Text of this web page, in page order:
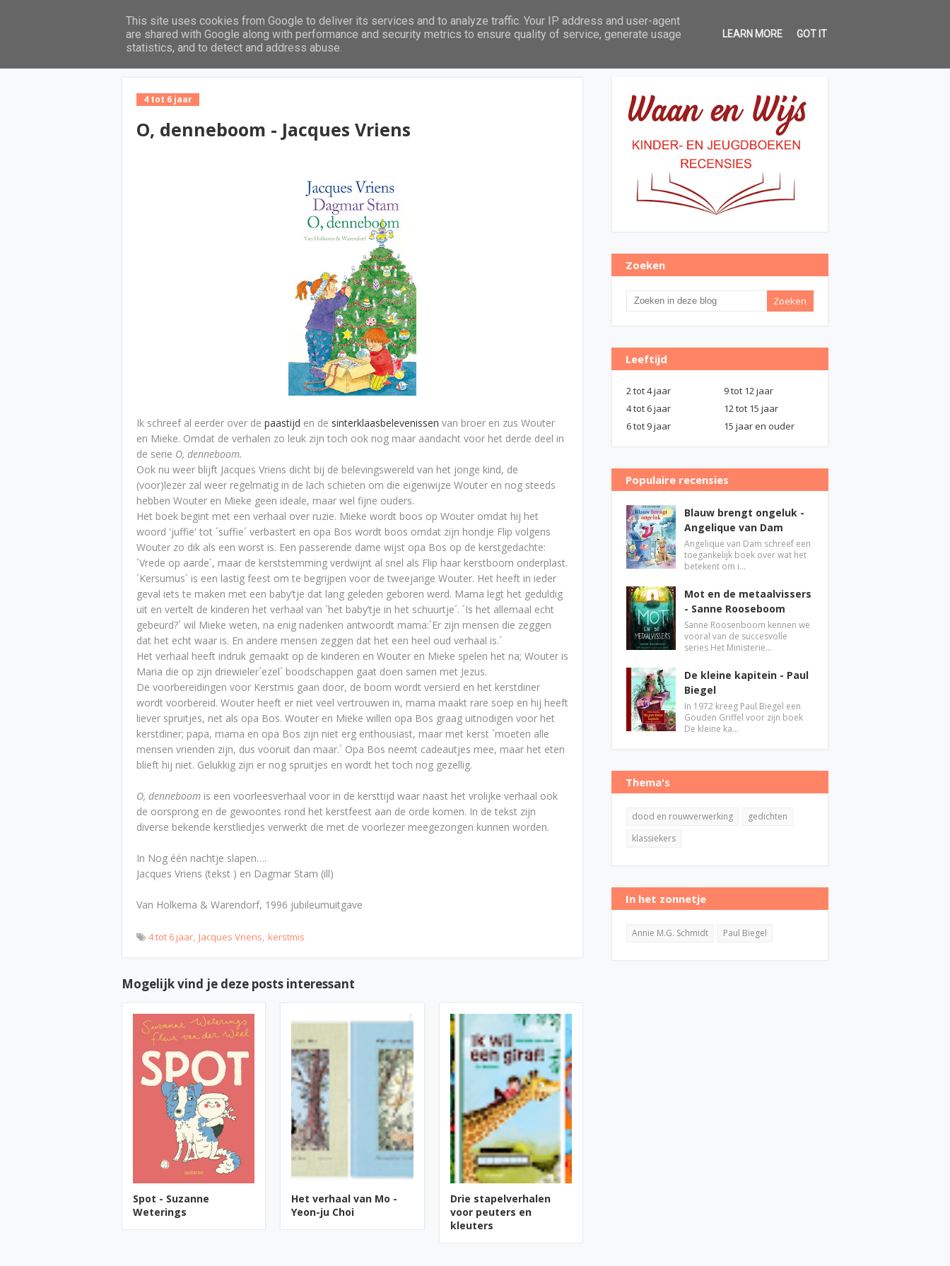
Home Leeftijd Thema's Pabo leeslijst In het zonnetje Over Waan en Wijs
4 tot 6 jaar
O, denneboom - Jacques Vriens
Ik schreef al eerder over de paastijd en de sinterklaasbelevenissen van broer en zus Wouter
en Mieke. Omdat de verhalen zo leuk zijn toch ook nog maar aandacht voor het derde deel in
de serie O, denneboom.
Ook nu weer blijft Jacques Vriens dicht bij de belevingswereld van het jonge kind, de
(voor)lezer zal weer regelmatig in de lach schieten om die eigenwijze Wouter en nog steeds
hebben Wouter en Mieke geen ideale, maar wel fijne ouders.
Het boek begint met een verhaal over ruzie. Mieke wordt boos op Wouter omdat hij het
woord 'juffie' tot ´suffie´ verbastert en opa Bos wordt boos omdat zijn hondje Flip volgens
Wouter zo dik als een worst is. Een passerende dame wijst opa Bos op de kerstgedachte:
´Vrede op aarde´, maar de kerststemming verdwijnt al snel als Flip haar kerstboom onderplast.
´Kersumus´ is een lastig feest om te begrijpen voor de tweejarige Wouter. Het heeft in ieder
geval iets te maken met een baby’tje dat lang geleden geboren werd. Mama legt het geduldig
uit en vertelt de kinderen het verhaal van ´het baby’tje in het schuurtje´. ´Is het allemaal echt
gebeurd?´ wil Mieke weten, na enig nadenken antwoordt mama:´Er zijn mensen die zeggen
dat het echt waar is. En andere mensen zeggen dat het een heel oud verhaal is.´
Het verhaal heeft indruk gemaakt op de kinderen en Wouter en Mieke spelen het na; Wouter is
Maria die op zijn driewieler´ezel´ boodschappen gaat doen samen met Jezus.
De voorbereidingen voor Kerstmis gaan door, de boom wordt versierd en het kerstdiner
wordt voorbereid. Wouter heeft er niet veel vertrouwen in, mama maakt rare soep en hij heeft
liever spruitjes, net als opa Bos. Wouter en Mieke willen opa Bos graag uitnodigen voor het
kerstdiner; papa, mama en opa Bos zijn niet erg enthousiast, maar met kerst ´moeten alle
mensen vrienden zijn, dus vooruit dan maar.´ Opa Bos neemt cadeautjes mee, maar het eten
blieft hij niet. Gelukkig zijn er nog spruitjes en wordt het toch nog gezellig.
O, denneboom is een voorleesverhaal voor in de kersttijd waar naast het vrolijke verhaal ook
de oorsprong en de gewoontes rond het kerstfeest aan de orde komen. In de tekst zijn
diverse bekende kerstliedjes verwerkt die met de voorlezer meegezongen kunnen worden.
In Nog één nachtje slapen….
Jacques Vriens (tekst ) en Dagmar Stam (ill)
Van Holkema & Warendorf, 1996 jubileumuitgave
4 tot 6 jaar Jacques Vriens kerstmis
Mogelijk vind je deze posts interessant
Spot - Suzanne
Weterings
Het verhaal van Mo -
Yeon-ju Choi
Drie stapelverhalen
voor peuters en
kleuters
Zoeken
Leeftijd
2 tot 4 jaar
9 tot 12 jaar
4 tot 6 jaar
12 tot 15 jaar
6 tot 9 jaar
15 jaar en ouder
Populaire recensies
Blauw brengt ongeluk -
Angelique van Dam
Angelique van Dam schreef een
toegankelijk boek over wat het
betekent om i…
Mot en de metaalvissers
- Sanne Rooseboom
Sanne Roosenboom kennen we
vooral van de succesvolle
series Het Ministerie…
De kleine kapitein - Paul
Biegel
In 1972 kreeg Paul Biegel een
Gouden Griffel voor zijn boek
De kleine ka…
Thema's
dood en rouwverwerking
gedichten
klassiekers
In het zonnetje
Annie M.G. Schmidt Paul Biegel
This site uses cookies from Google to deliver its services and to analyze traffic. Your IP address and user-agent
are shared with Google along with performance and security metrics to ensure quality of service, generate usage
statistics, and to detect and address abuse.
LEARN MORE GOT IT